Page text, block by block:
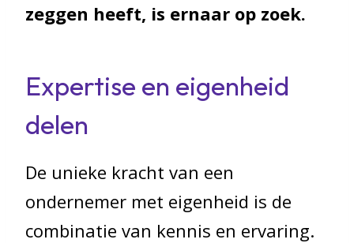
zeggen heeft, is ernaar op zoek.
Expertise en eigenheid
delen
De unieke kracht van een
ondernemer met eigenheid is de
combinatie van kennis en ervaring.